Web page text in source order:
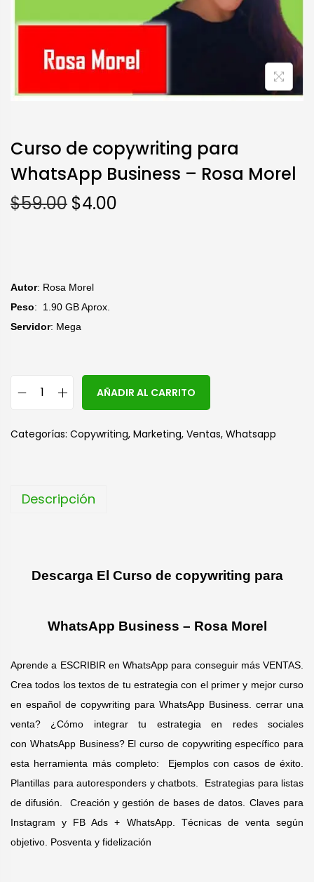
Curso de copywriting para
WhatsApp Business – Rosa Morel
$59.00 $4.00
Autor: Rosa Morel
Peso: 1.90 GB Aprox.
Servidor: Mega
AÑADIR AL CARRITO
e
Categorías: Copywriting, Marketing, Ventas, Whatsapp
Descripción
Descarga El Curso de copywriting para
WhatsApp Business – Rosa Morel
Aprende a ESCRIBIR en WhatsApp para conseguir más VENTAS.
Crea todos los textos de tu estrategia con el primer y mejor curso
en español de copywriting para WhatsApp Business. cerrar una
venta? ¿Cómo integrar tu estrategia en redes sociales
con WhatsApp Business? El curso de copywriting específico para
esta herramienta más completo: Ejemplos con casos de éxito.
Plantillas para autoresponders y chatbots. Estrategias para listas
de difusión. Creación y gestión de bases de datos. Claves para
Instagram y FB Ads + WhatsApp. Técnicas de venta según
objetivo. Posventa y fidelización